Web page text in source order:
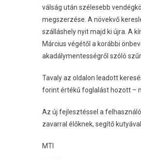
válság után szélesebb
megszerzése. A növekvő
szálláshely nyit majd ki újra. A
Március végétől a korábbi
akadálymentességről szóló
Tavaly az oldalon leadott
forint értékű foglalást hozott –
Az új fejlesztéssel a
zavarral élőknek, segítő
MTI